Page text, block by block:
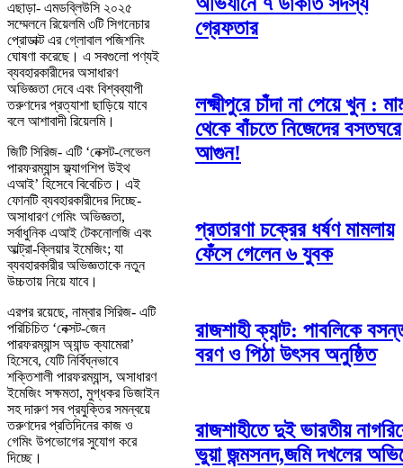
এছাড়া- এমডব্লিউসি ২০২৫
সম্মেলনে রিয়েলমি ৩টি সিগনেচার
প্রোডাক্ট এর গ্লোবাল পজিশনিং
ঘোষণা করেছে। এ সবগুলো পণ্যই
ব্যবহারকারীদের অসাধারণ
অভিজ্ঞতা দেবে এবং বিশ্বব্যাপী
তরুণদের প্রত্যাশা ছাড়িয়ে যাবে
বলে আশাবাদী রিয়েলমি।
জিটি সিরিজ- এটি ‘নেক্সট-লেভেল
পারফরম্যান্স ফ্ল্যাগশিপ উইথ
এআই’ হিসেবে বিবেচিত। এই
ফোনটি ব্যবহারকারীদের দিচ্ছে-
অসাধারণ গেমিং অভিজ্ঞতা,
সর্বাধুনিক এআই টেকনোলজি এবং
আল্ট্রা-ক্লিয়ার ইমেজিং; যা
ব্যবহারকারীর অভিজ্ঞতাকে নতুন
উচ্চতায় নিয়ে যাবে।
এরপর রয়েছে, নাম্বার সিরিজ- এটি
পরিচিচিত ‘নেক্সট-জেন
পারফরম্যান্স অ্যান্ড ক্যামেরা’
হিসেবে, যেটি নির্বিঘ্নভাবে
শক্তিশালী পারফরম্যান্স, অসাধারণ
ইমেজিং সক্ষমতা, মুগ্ধকর ডিজাইন
সহ দারুণ সব প্রযুক্তির সমন্বয়ে
তরুণদের প্রতিদিনের কাজ ও
গেমিং উপভোগের সুযোগ করে
দিচ্ছে।
গ্রেফতার
লক্ষ্মীপুরে চাঁদা না পেয়ে খুন :
থেকে বাঁচতে নিজেদের বসতঘরে
আগুন!
প্রতারণা চক্রের ধর্ষণ মামলায়
ফেঁসে গেলেন ৬ যুবক
রাজশাহী ক্যান্ট: পাবলিকে
বরণ ও পিঠা উৎসব অনুষ্ঠিত
রাজশাহীতে দুই ভারতীয়
ভুয়া জন্মসনদ,জমি দখলের